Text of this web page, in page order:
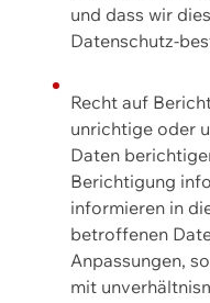
und dass wir
Datenschutz-
Recht auf
unrichtige oder
Daten
Berichtigung
informieren in
betroffenen
Anpassungen,
mit